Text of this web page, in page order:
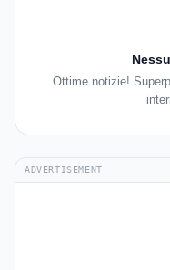
Ottime notizie!
ADVERTISEMENT